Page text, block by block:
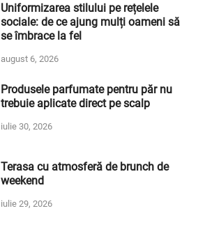
Uniformizarea stilului pe rețelele
sociale: de ce ajung mulți oameni să
se îmbrace la fel
august 6, 2026
Produsele parfumate pentru păr nu
trebuie aplicate direct pe scalp
iulie 30, 2026
Terasa cu atmosferă de brunch de
weekend
iulie 29, 2026